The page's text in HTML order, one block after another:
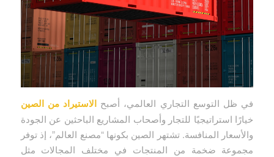
في ظل التوسع التجاري العالمي، أصبح الاستيراد من الصين
خيارًا استراتيجيًا للتجار وأصحاب المشاريع الباحثين عن الجودة
والأسعار المنافسة. تشتهر الصين بكونها “مصنع العالم”، إذ توفر
مجموعة ضخمة من المنتجات في مختلف المجالات مثل